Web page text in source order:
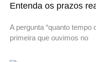
Entenda os prazos
A pergunta “quanto tempo
primeira que ouvimos no